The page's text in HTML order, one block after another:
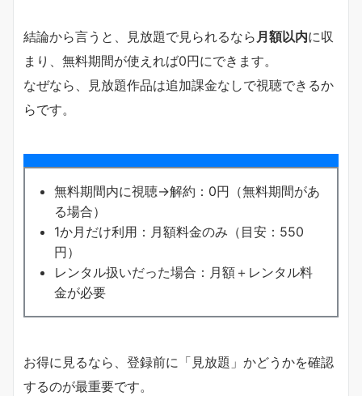
結論から言うと、見放題で見られるなら 月額以内に収
まり、無料期間が使えれば0円にできます。
なぜなら、見放題作品は追加課金なしで視聴できるか
らです。
無料期間内に視聴→解約：0円（無料期間があ
る場合）
1か月だけ利用：月額料金のみ（目安：550
円）
レンタル扱いだった場合：月額＋レンタル料
金が必要
お得に見るなら、登録前に「見放題」かどうかを確認
するのが最重要です。